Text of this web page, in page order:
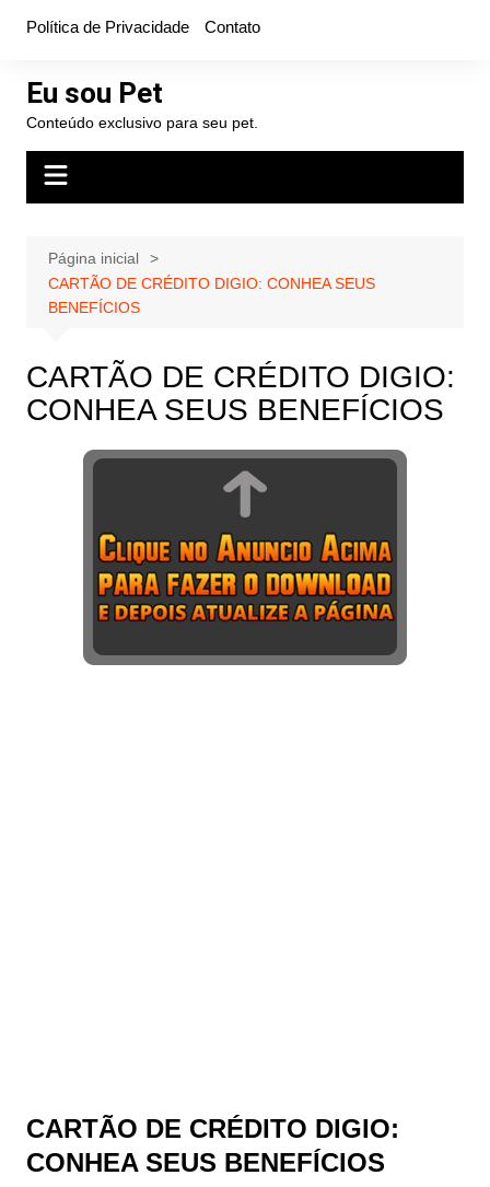
conteúdo
Política de Privacidade Contato
Eu sou Pet
Conteúdo exclusivo para seu pet.
Página inicial
CARTÃO DE CRÉDITO DIGIO: CONHEA SEUS
BENEFÍCIOS
CARTÃO DE CRÉDITO DIGIO:
CONHEA SEUS BENEFÍCIOS
CARTÃO DE CRÉDITO DIGIO:
CONHEA SEUS BENEFÍCIOS